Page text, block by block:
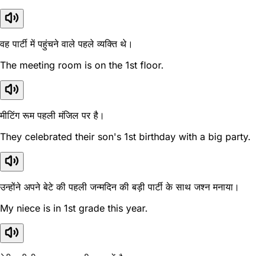
वह पार्टी में पहुंचने वाले पहले व्यक्ति थे।
The meeting room is on the 1st floor.
मीटिंग रूम पहली मंजिल पर है।
They celebrated their son's 1st birthday with a big party.
उन्होंने अपने बेटे की पहली जन्मदिन की बड़ी पार्टी के साथ जश्न मनाया।
My niece is in 1st grade this year.